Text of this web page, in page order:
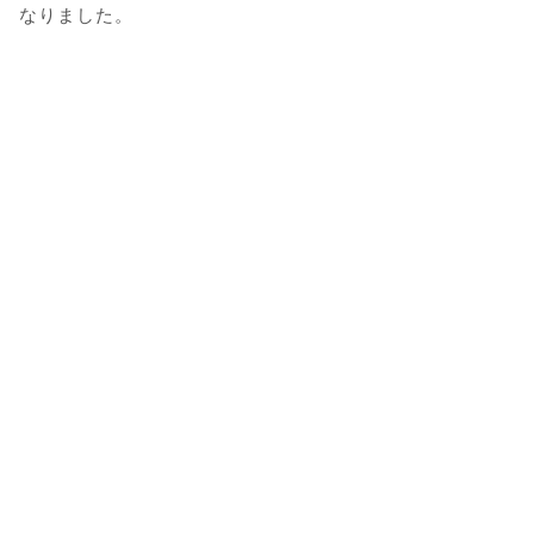
なりました。